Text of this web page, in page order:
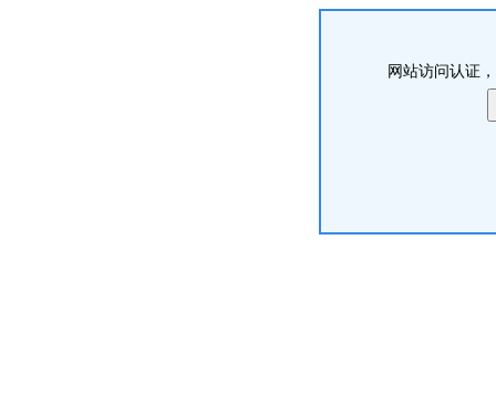
网站访问认证